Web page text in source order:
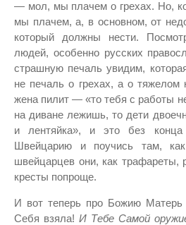
— мол, мы плачем о грехах. Но,
мы плачем, а, в основном, от
который должны нести.
людей, особенно русских
страшную печаль увидим,
не печаль о грехах, а о тяжелом
жена пилит — «то тебя с работы
на диване лежишь, то дети
и лентяйка», и это без
Швейцарию и поучись там,
швейцарцев они, как трафареты,
кресты попроще.
И вот теперь про Божию
Себя взяла! И Тебе Самой